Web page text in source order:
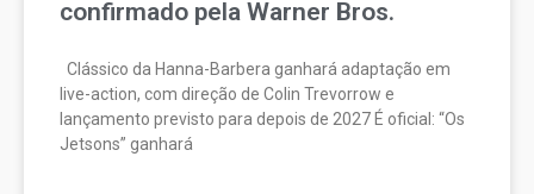
confirmado pela Warner Bros.
Clássico da Hanna-Barbera ganhará adaptação em
live-action, com direção de Colin Trevorrow e
lançamento previsto para depois de 2027 É oficial: “Os
Jetsons” ganhará